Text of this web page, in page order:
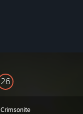
26
Crimsonite